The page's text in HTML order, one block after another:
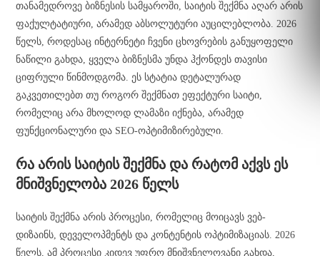
თანამედროვე ბიზნესის სამყაროში, საიტის შექმნა აღარ არის
ფაქულტატიური, არამედ აბსოლუტური აუცილებლობა. 2026
წელს, როდესაც ინტერნეტი ჩვენი ცხოვრების განუყოფელი
ნაწილი გახდა, ყველა ბიზნესმა უნდა ჰქონდეს თავისი
ციფრული წინმოდგომა. ეს სტატია დეტალურად
გაკვეთილებთ თუ როგორ შექმნათ ეფექტური საიტი,
რომელიც არა მხოლოდ ლამაზი იქნება, არამედ
ფუნქციონალური და SEO-ოპტიმიზირებული.
რა არის საიტის შექმნა და რატომ აქვს ეს
მნიშვნელობა 2026 წელს
საიტის შექმნა არის პროცესი, რომელიც მოიცავს ვებ-
დიზაინს, დეველოპმენტს და კონტენტის ოპტიმიზაციას. 2026
წელს, ამ პროცესი კიდევ უფრო მნიშვნელოვანი გახდა,